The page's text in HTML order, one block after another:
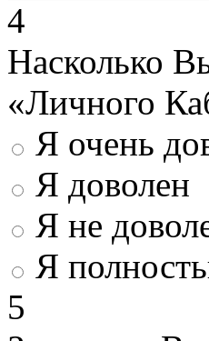
4
Насколько
«Личного
Я очень
Я доволен
Я не
Я
5